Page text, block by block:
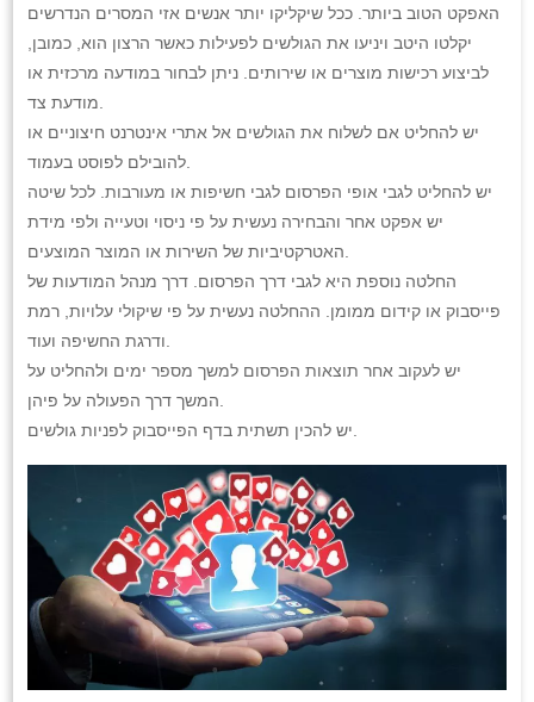
האפקט הטוב ביותר. ככל שיקליקו יותר אנשים אזי המסרים הנדרשים
יקלטו היטב ויניעו את הגולשים לפעילות כאשר הרצון הוא, כמובן,
לביצוע רכישות מוצרים או שירותים. ניתן לבחור במודעה מרכזית או
יש להחליט אם לשלוח את הגולשים אל אתרי אינטרנט חיצוניים או
יש להחליט לגבי אופי הפרסום לגבי חשיפות או מעורבות. לכל שיטה
יש אפקט אחר והבחירה נעשית על פי ניסוי וטעייה ולפי מידת
החלטה נוספת היא לגבי דרך הפרסום. דרך מנהל המודעות של
פייסבוק או קידום ממומן. ההחלטה נעשית על פי שיקולי עלויות, רמת
יש לעקוב אחר תוצאות הפרסום למשך מספר ימים ולהחליט על